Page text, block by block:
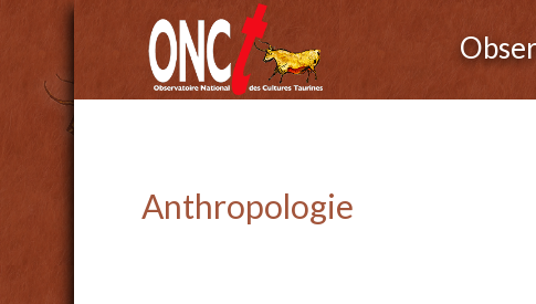
Anthropologie